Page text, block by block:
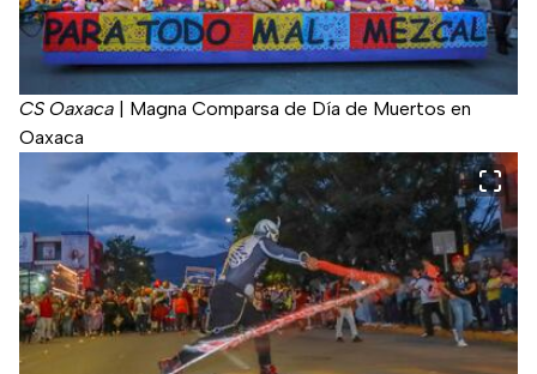
CS Oaxaca
Magna Comparsa de Día de Muertos en
Oaxaca